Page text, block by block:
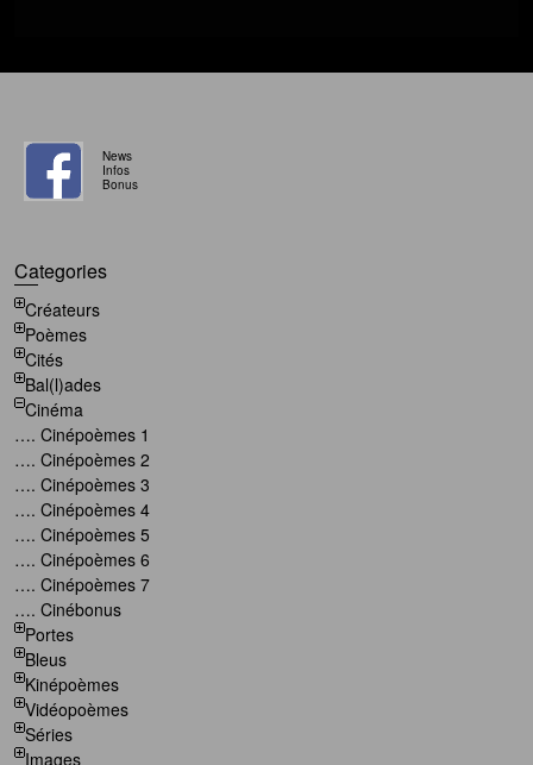
News
Infos
Bonus
Categories
Créateurs
Poèmes
Cités
Bal(l)ades
Cinéma
…. Cinépoèmes 1
…. Cinépoèmes 2
…. Cinépoèmes 3
…. Cinépoèmes 4
…. Cinépoèmes 5
…. Cinépoèmes 6
…. Cinépoèmes 7
…. Cinébonus
Portes
Bleus
Kinépoèmes
Vidéopoèmes
Séries
Images